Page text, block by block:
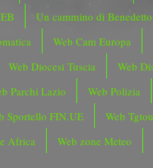
Un cammino di Benedetto
Web Cam Europa
Web Diocesi Tuscia Web
Parchi Lazio Web Polizia
Sportello FIN.UE Web
Africa Web zone Meteo